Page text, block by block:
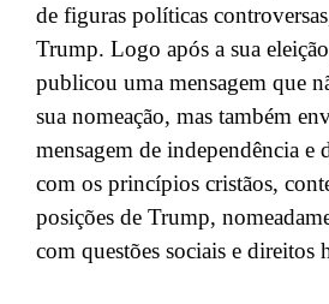
de figuras políticas
Trump. Logo após a sua
publicou uma mensagem que
sua nomeação, mas também
mensagem de independência e
com os princípios cristãos,
posições de Trump,
com questões sociais e direitos